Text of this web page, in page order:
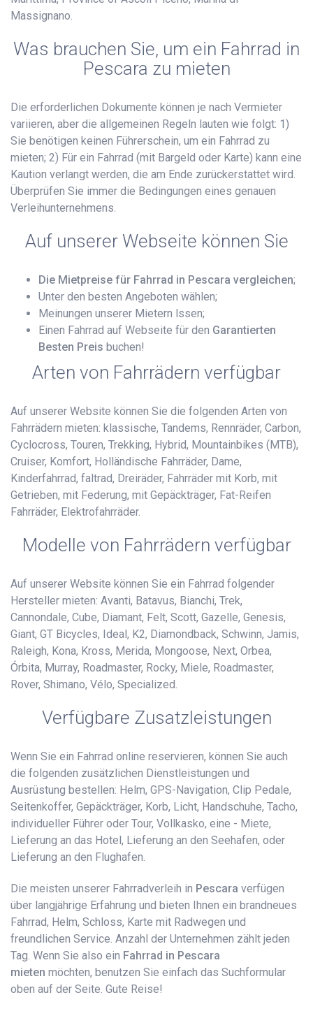
Massignano.
Was brauchen Sie, um ein Fahrrad in
Pescara zu mieten
Die erforderlichen Dokumente können je nach Vermieter
variieren, aber die allgemeinen Regeln lauten wie folgt: 1)
Sie benötigen keinen Führerschein, um ein Fahrrad zu
mieten; 2) Für ein Fahrrad (mit Bargeld oder Karte) kann eine
Kaution verlangt werden, die am Ende zurückerstattet wird.
Überprüfen Sie immer die Bedingungen eines genauen
Verleihunternehmens.
Auf unserer Webseite können Sie
Die Mietpreise für Fahrrad in Pescara vergleichen;
Unter den besten Angeboten wählen;
Meinungen unserer Mietern lssen;
Einen Fahrrad auf Webseite für den Garantierten
Besten Preis buchen!
Arten von Fahrrädern verfügbar
Auf unserer Website können Sie die folgenden Arten von
Fahrrädern mieten: klassische, Tandems, Rennräder, Carbon,
Cyclocross, Touren, Trekking, Hybrid, Mountainbikes (MTB),
Cruiser, Komfort, Holländische Fahrräder, Dame,
Kinderfahrrad, faltrad, Dreiräder, Fahrräder mit Korb, mit
Getrieben, mit Federung, mit Gepäckträger, Fat-Reifen
Fahrräder, Elektrofahrräder.
Modelle von Fahrrädern verfügbar
Auf unserer Website können Sie ein Fahrrad folgender
Hersteller mieten: Avanti, Batavus, Bianchi, Trek,
Cannondale, Cube, Diamant, Felt, Scott, Gazelle, Genesis,
Giant, GT Bicycles, Ideal, K2, Diamondback, Schwinn, Jamis,
Raleigh, Kona, Kross, Merida, Mongoose, Next, Orbea,
Órbita, Murray, Roadmaster, Rocky, Miele, Roadmaster,
Rover, Shimano, Vélo, Specialized.
Verfügbare Zusatzleistungen
Wenn Sie ein Fahrrad online reservieren, können Sie auch
die folgenden zusätzlichen Dienstleistungen und
Ausrüstung bestellen: Helm, GPS-Navigation, Clip Pedale,
Seitenkoffer, Gepäckträger, Korb, Licht, Handschuhe, Tacho,
individueller Führer oder Tour, Vollkasko, eine - Miete,
Lieferung an das Hotel, Lieferung an den Seehafen, oder
Lieferung an den Flughafen.
Die meisten unserer Fahrradverleih in Pescara verfügen
über langjährige Erfahrung und bieten Ihnen ein brandneues
Fahrrad, Helm, Schloss, Karte mit Radwegen und
freundlichen Service. Anzahl der Unternehmen zählt jeden
Tag. Wenn Sie also ein Fahrrad in Pescara
mieten möchten, benutzen Sie einfach das Suchformular
oben auf der Seite. Gute Reise!